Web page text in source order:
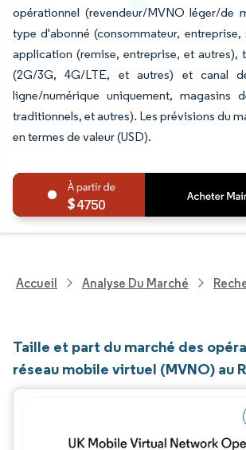
opérationnel (revendeur/MVNO léger/de
type d'abonné (consommateur,
application (remise, entreprise, et autres),
(2G/3G, 4G/LTE, et autres) et canal
ligne/numérique uniquement, magasins
traditionnels, et autres). Les prévisions du
en termes de valeur (USD).
4750
Accueil Analyse Du Marché
Taille et part du marché des
réseau mobile virtuel (MVNO) au